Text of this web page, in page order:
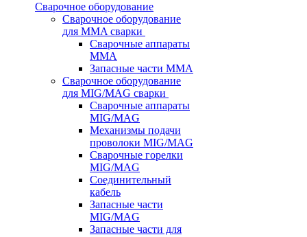
Сварочное оборудование
Сварочное оборудование
для MMA сварки
Сварочные аппараты
MMA
Запасные части MMA
Сварочное оборудование
для MIG/MAG сварки
Сварочные аппараты
MIG/MAG
Механизмы подачи
проволоки MIG/MAG
Сварочные горелки
MIG/MAG
Соединительный
кабель
Запасные части
MIG/MAG
Запасные части для